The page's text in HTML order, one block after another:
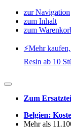
zur Navigation
zum Inhalt
zum
⚡️Mehr
Resin ab 10
Zum
Belgien:
Mehr als